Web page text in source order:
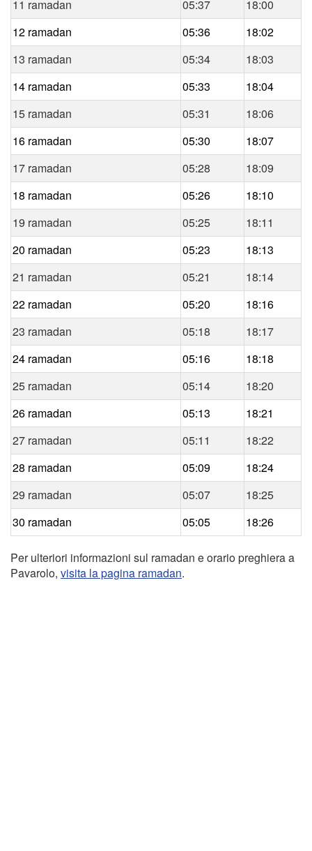
11 ramadan 05:37
18:00
12 ramadan
05:36
18:02
13 ramadan
05:34
18:03
14 ramadan
05:33
18:04
15 ramadan
05:31
18:06
16 ramadan
05:30
18:07
17 ramadan
05:28
18:09
18 ramadan
05:26
18:10
19 ramadan
05:25
18:11
20 ramadan
05:23
18:13
21 ramadan
05:21
18:14
22 ramadan
05:20
18:16
23 ramadan
05:18
18:17
24 ramadan
05:16
18:18
25 ramadan
05:14
18:20
26 ramadan
05:13
18:21
27 ramadan
05:11
18:22
28 ramadan
05:09
18:24
29 ramadan
05:07
18:25
30 ramadan
05:05 18:26
Per ulteriori informazioni sul ramadan e orario preghiera a
Pavarolo, visita la pagina ramadan.